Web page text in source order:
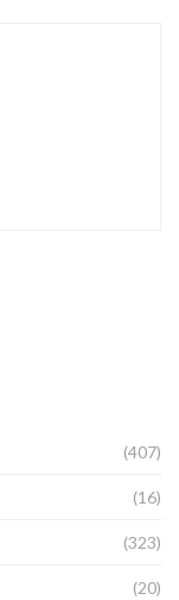
(407)
(16)
(323)
(20)